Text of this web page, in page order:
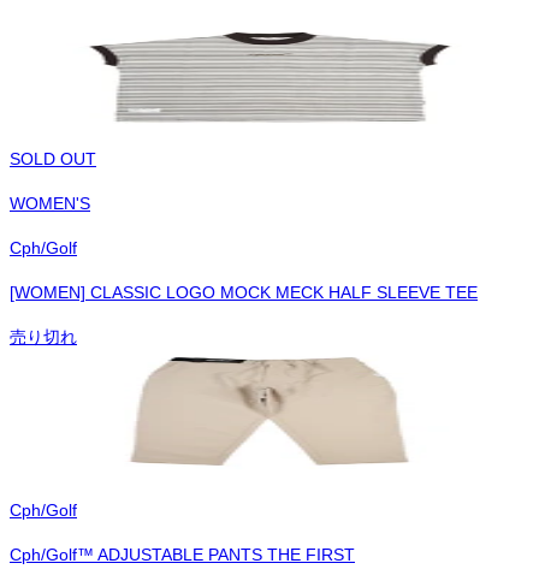
SOLD OUT
WOMEN'S
Cph/Golf
[WOMEN] CLASSIC LOGO MOCK MECK HALF SLEEVE TEE
売り切れ
Cph/Golf
Cph/Golf™︎ ADJUSTABLE PANTS THE FIRST